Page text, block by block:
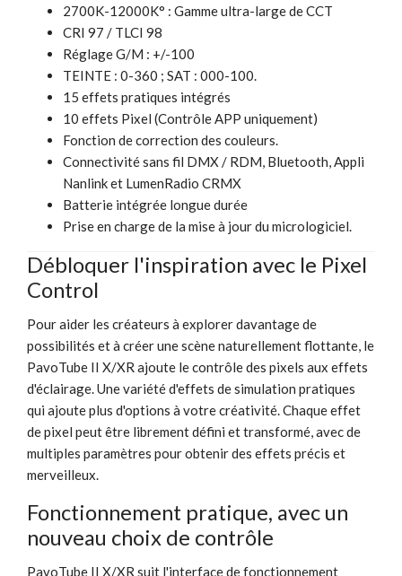
2700K-12000K° : Gamme ultra-large de CCT
CRI 97 / TLCI 98
Réglage G/M : +/-100
TEINTE : 0-360 ; SAT : 000-100.
15 effets pratiques intégrés
10 effets Pixel (Contrôle APP uniquement)
Fonction de correction des couleurs.
Connectivité sans fil DMX / RDM, Bluetooth, Appli
Nanlink et LumenRadio CRMX
Batterie intégrée longue durée
Prise en charge de la mise à jour du micrologiciel.
Débloquer l'inspiration avec le Pixel
Control
Pour aider les créateurs à explorer davantage de
possibilités et à créer une scène naturellement flottante, le
PavoTube II X/XR ajoute le contrôle des pixels aux effets
d'éclairage. Une variété d'effets de simulation pratiques
qui ajoute plus d'options à votre créativité. Chaque effet
de pixel peut être librement défini et transformé, avec de
multiples paramètres pour obtenir des effets précis et
merveilleux.
Fonctionnement pratique, avec un
nouveau choix de contrôle
PavoTube II X/XR suit l'interface de fonctionnement